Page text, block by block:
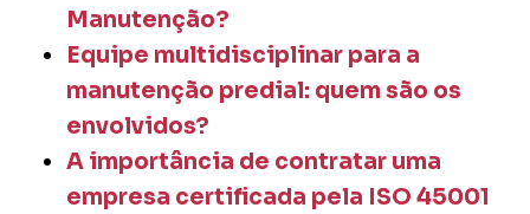
Manutenção?
Equipe multidisciplinar para a
manutenção predial: quem são os
envolvidos?
A importância de contratar uma
empresa certificada pela ISO 45001